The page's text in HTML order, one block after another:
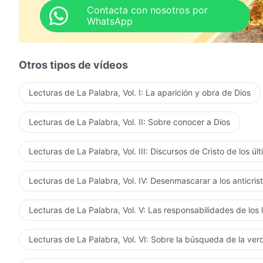
ves que tu estatura es demasiado pequeña durante
hay muy poca realidad dentro de ti, y que no eres
de estas cosas en ese momento, será demasiado
Contacta con nosotros por
WhatsApp
Otros tipos de vídeos
Lecturas de La Palabra, Vol. I: La aparición y obra de Dios
Lecturas de La Palabra, Vol. II: Sobre conocer a Dios
Lecturas de La Palabra, Vol. III: Discursos de Cristo de los
Lecturas de La Palabra, Vol. IV: Desenmascarar a los
Lecturas de La Palabra, Vol. V: Las responsabilidades de los
Lecturas de La Palabra, Vol. VI: Sobre la búsqueda de la